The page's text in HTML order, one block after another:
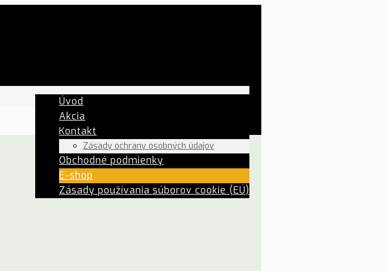
Úvod
Akcia
Kontakt
Zásady ochrany osobných údajov
Obchodné podmienky
E-shop
Zásady používania súborov cookie (EÚ)